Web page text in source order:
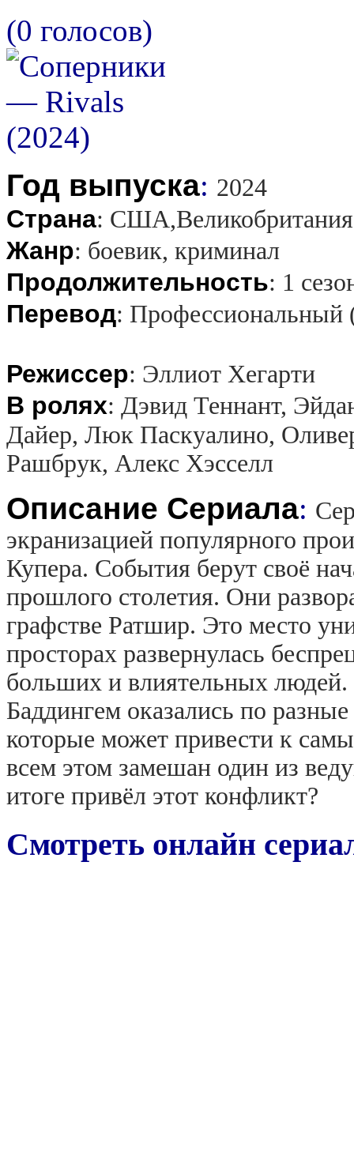
(0 голосов)
Год выпуска: 2024
Страна: США,Великобритания
Жанр: боевик, криминал
Продолжительность: 1
Перевод: Профессиональный
Режиссер: Эллиот Хегарти
В ролях: Дэвид Теннант,
Дайер, Люк Паскуалино,
Рашбрук, Алекс Хэсселл
Описание Сериала:
экранизацией популярного
Купера. События берут своё
прошлого столетия. Они
графстве Ратшир. Это место
просторах развернулась
больших и влиятельных
Баддингем оказались по
которые может привести к
всем этом замешан один из
итоге привёл этот конфликт?
Смотреть онлайн